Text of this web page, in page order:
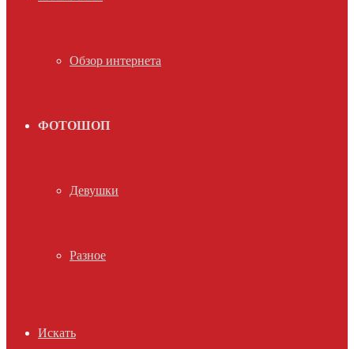
Обзор интернета
ФОТОШОП
Девушки
Разное
Искать